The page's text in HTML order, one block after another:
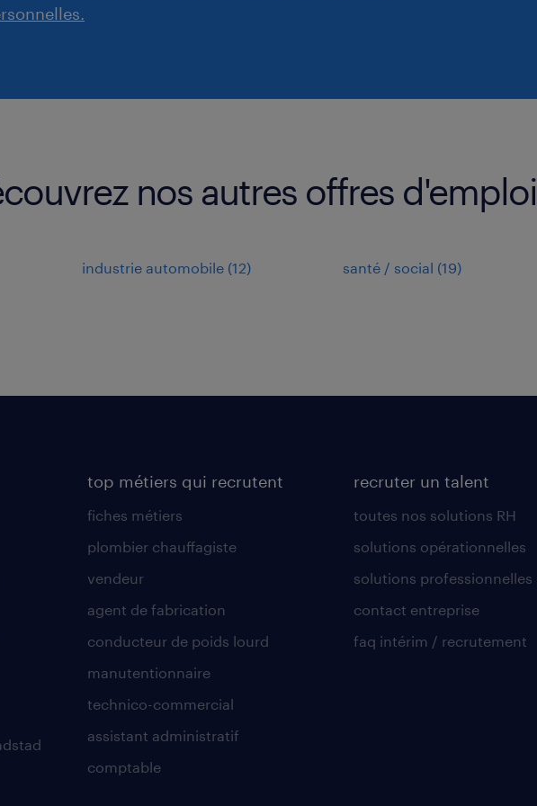
nos autres offres d'emploi
industrie automobile (12) santé / social (19)
top métiers qui recrutent
fiches métiers
plombier chauffagiste
vendeur
agent de fabrication
conducteur de poids lourd
manutentionnaire
technico-commercial
assistant administratif
comptable
recruter un talent
toutes nos solutions RH
solutions opérationnelles
solutions professionnelles
contact entreprise
faq intérim / recrutement